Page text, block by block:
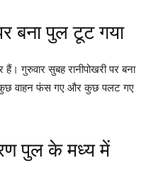
बना पुल टूट गया
गुरुवार सुबह रानीपोखरी पर बना
कुछ वाहन फंस गए और कुछ पलट गए
पुल के मध्य में